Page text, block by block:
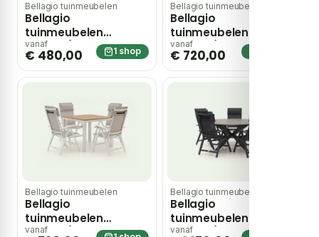
Bellagio tuinmeubelen
Bellagio
tuinmeubelen
Avenza/Fidenza
90cm dining tuinset
3-delig verstelbaar
vanaf
€ 480,00 1 shop
Bellagio tuinmeubelen
Bellagio
tuinmeubelen
Avenza/Fidenza
90cm dining tuinset
5-delig verstelbaar
vanaf
€ 720,00
Bellagio tuinmeubelen
Bellagio
tuinmeubelen
Avenza/Fidenza
vanaf
Bellagio tuinmeubelen
Bellagio
tuinmeubelen
Avenza/Fidenza
vanaf